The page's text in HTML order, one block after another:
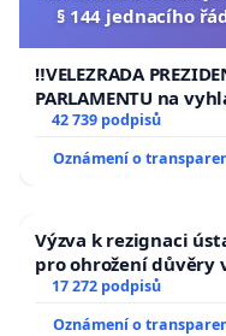
§ 144 jednacího
‼️VELEZRADA
PARLAMENTU na
144 jednacího řádu
republiky
42 739 podpisů
Oznámení o
Výzva k rezignaci
pro ohrožení důvěry
17 272 podpisů
Oznámení o